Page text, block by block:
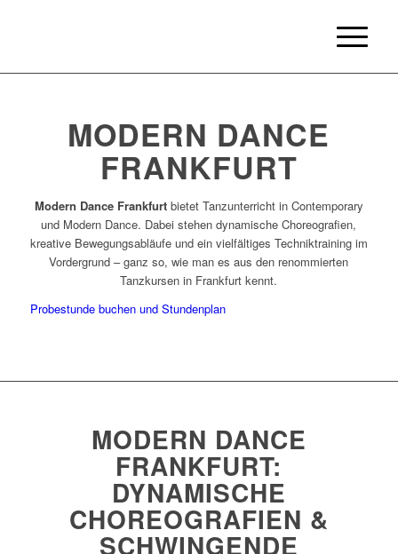
MODERN DANCE
FRANKFURT
Modern Dance Frankfurtbietet Tanzunterricht in Contemporary
und Modern Dance. Dabei stehen dynamische Choreografien,
kreative Bewegungsabläufe und ein vielfältiges Techniktraining im
Vordergrund – ganz so, wie man es aus den renommierten
Tanzkursen in Frankfurt kennt.
Probestunde buchen und Stundenplan
MODERN DANCE
FRANKFURT:
DYNAMISCHE
CHOREOGRAFIEN &
SCHWINGENDE